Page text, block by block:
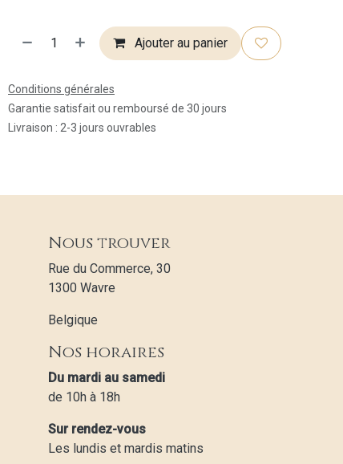
Ajouter au panier
Conditions générales
Garantie satisfait ou remboursé de 30 jours
Livraison : 2-3 jours ouvrables
Nous trouver
Rue du Commerce, 30
1300 Wavre
Belgique
Nos horaires
Du mardi au samedi
de 10h à 18h
Sur rendez-vous
Les lundis et mardis matins